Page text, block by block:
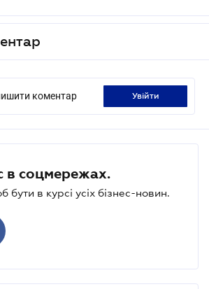
коментар увійти
в соцмережах.
бути в курсі усіх бізнес-новин.